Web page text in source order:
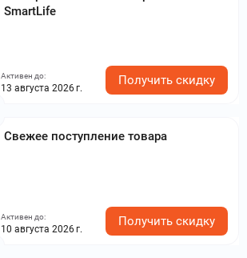
SmartLife
Активен до:
13 августа 2026 г.
Получить скидку
Свежее поступление товара
Активен до:
10 августа 2026 г.
Получить скидку